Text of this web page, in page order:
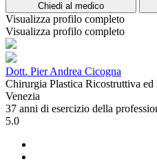
Chiedi al medico
Visualizza profilo completo
Visualizza profilo completo
Dott. Pier Andrea Cicogna
Chirurgia Plastica Ricostruttiva ed
Venezia
37 anni di esercizio della
5.0